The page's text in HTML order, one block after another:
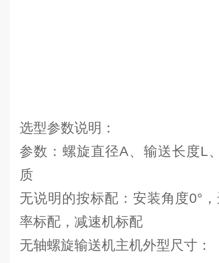
选型参数说明：
参数：螺旋直径A、输送长度L
质
无说明的按标配：安装角度0°
率标配，减速机标配
无轴螺旋输送机主机外型尺寸：